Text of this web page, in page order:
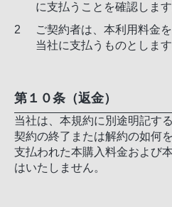
に支払うことを確認します
ご契約者は、本利用料金
当社に支払うものとします
第１０条（返金）
当社は、本規約に別途明記す
契約の終了または解約の如何
支払われた本購入料金および
はいたしません。